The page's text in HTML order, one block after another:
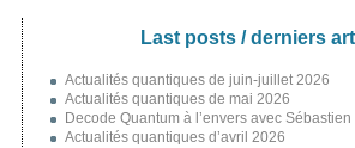
Last posts / derniers
Actualités quantiques de juin-juillet 2026
Actualités quantiques de mai 2026
Decode Quantum à l’envers avec
Actualités quantiques d’avril 2026